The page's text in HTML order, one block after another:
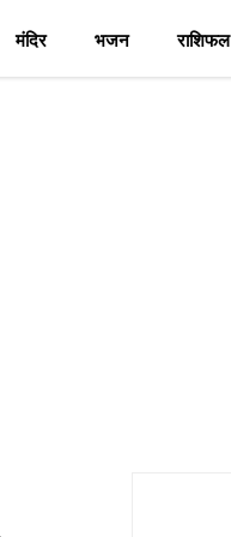
मंदिर भजन राशिफल